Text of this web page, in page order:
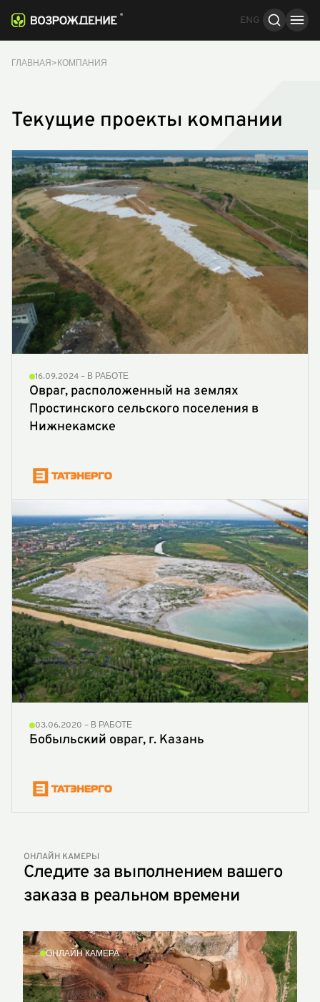
ENG
Стандарты и сертификации Ответы на вопросы
ГЛАВНАЯ КОМПАНИЯ
Текущие проекты компании
16.09.2024 – В РАБОТЕ
Овраг, расположенный на землях
Простинского сельского поселения в
Нижнекамске
03.06.2020 – В РАБОТЕ
Бобыльский овраг, г. Казань
ОНЛАЙН КАМЕРЫ
Следите за выполнением вашего
заказа в реальном времени
ОНЛАЙН КАМЕРА